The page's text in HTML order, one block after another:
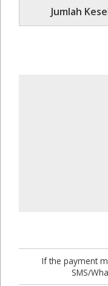
Jumlah
If the payment
SMS/